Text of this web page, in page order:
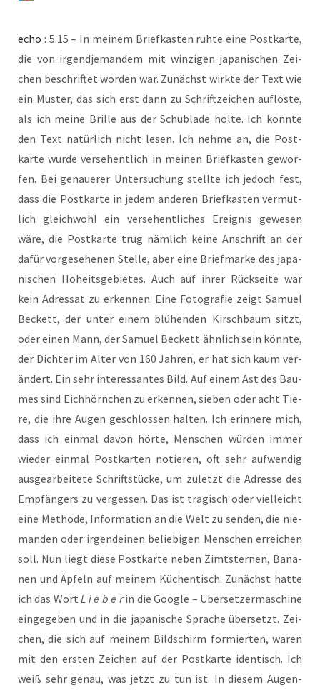
echo : 5.15 – In mei­nem Brief­kas­ten ruh­te eine Post­karte,
die von irgend­je­man­dem mit win­zi­gen japa­ni­schen Zei­
chen beschrif­tet wor­den war. Zunächst wirk­te der Text wie
ein Mus­ter, das sich erst dann zu Schrift­zei­chen auf­löste,
als ich mei­ne Bril­le aus der Schub­la­de hol­te. Ich konn­te
den Text natür­lich nicht lesen. Ich neh­me an, die Post­
karte wur­de ver­se­hent­lich in mei­nen Brief­kas­ten gewor­
fen. Bei genau­e­rer Unter­su­chung stell­te ich jedoch fest,
dass die Post­karte in jedem ande­ren Brief­kas­ten ver­mut­
lich gleich­wohl ein ver­se­hent­li­ches Ereig­nis gewe­sen
wäre, die Post­karte trug näm­lich kei­ne Anschrift an der
dafür vor­ge­se­he­nen Stel­le, aber eine Brief­marke des japa­
ni­schen Hoheits­ge­bie­tes. Auch auf ihrer Rück­seite war
kein Adres­sat zu erken­nen. Eine Foto­gra­fie zeigt Samu­el
Beckett, der unter einem blü­hen­den Kirsch­baum sitzt,
oder einen Mann, der Samu­el Beckett ähn­lich sein könn­te,
der Dich­ter im Alter von 160 Jah­ren, er hat sich kaum ver­
än­dert. Ein sehr inter­es­san­tes Bild. Auf einem Ast des Bau­
mes sind Eich­hörn­chen zu erken­nen, sie­ben oder acht Tie­
re, die ihre Augen geschlos­sen hal­ten. Ich erin­nere mich,
dass ich ein­mal davon hör­te, Men­schen wür­den immer
wie­der ein­mal Post­kar­ten notie­ren, oft sehr auf­wen­dig
aus­ge­ar­bei­tete Schrift­stü­cke, um zuletzt die Adres­se des
Emp­fän­gers zu ver­ges­sen. Das ist tra­gi­sch oder viel­leicht
eine Metho­de, Infor­ma­tion an die Welt zu sen­den, die nie­
man­den oder irgend­ei­nen belie­bi­gen Men­schen errei­chen
soll. Nun liegt die­se Post­karte neben Zimt­ster­nen, Bana­
nen und Äpfeln auf mei­nem Küchen­ti­sch. Zunächst hat­te
ich das WortL i e ­b e rin die Goo­gle – Über­set­zer­ma­schine
ein­ge­ge­ben und in die japa­ni­sche Spra­che über­setzt. Zei­
chen, die sich auf mei­nem Bild­schirm for­mier­ten, waren
mit den ers­ten Zei­chen auf der Post­karte iden­ti­sch. Ich
weiß sehr genau, was jetzt zu tun ist. In die­sem Augen­